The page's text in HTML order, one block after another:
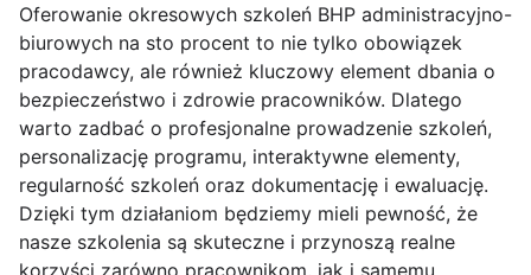
Oferowanie okresowych szkoleń BHP administracyjno-
biurowych na sto procent to nie tylko obowiązek
pracodawcy, ale również kluczowy element dbania o
bezpieczeństwo i zdrowie pracowników. Dlatego
warto zadbać o profesjonalne prowadzenie szkoleń,
personalizację programu, interaktywne elementy,
regularność szkoleń oraz dokumentację i ewaluację.
Dzięki tym działaniom będziemy mieli pewność, że
nasze szkolenia są skuteczne i przynoszą realne
korzyści zarówno pracownikom, jak i samemu